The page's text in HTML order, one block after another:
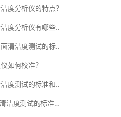
度分析仪的特点？
德国表面清洁度分析仪有哪些优点？
电子器件表面清洁度测试的标准和原理是什么？
如何校准？
内锅表面清洁度测试的标准和原理是什么？
pcb板表面清洁度测试的标准和原理是什么？